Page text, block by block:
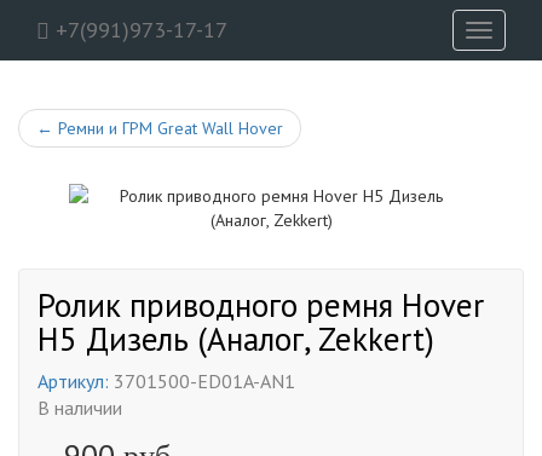
+7(991)973-17-17
Toggle
← Ремни и ГРМ Great Wall Hover
Ролик приводного ремня Hover
H5 Дизель (Аналог, Zekkert)
Артикул: 3701500-ED01A-AN1
В наличии